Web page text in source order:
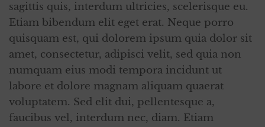
sagittis quis, interdum ultricies, scelerisque eu.
Etiam bibendum elit eget erat. Neque porro
quisquam est, qui dolorem ipsum quia dolor sit
amet, consectetur, adipisci velit, sed quia non
numquam eius modi tempora incidunt ut
labore et dolore magnam aliquam quaerat
voluptatem. Sed elit dui, pellentesque a,
faucibus vel, interdum nec, diam. Etiam